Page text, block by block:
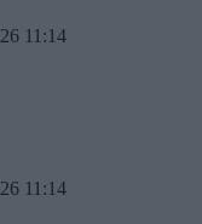
11:14
11:14